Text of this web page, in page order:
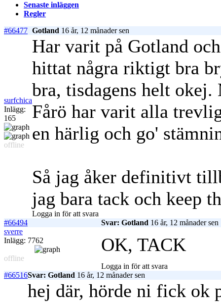
Senaste inläggen
Regler
#66477 Gotland 16 år, 12 månader sen
surfchica
Inlägg:
165
offline
Har varit på Gotland
hittat några riktigt bra
bra, tisdagens helt
Fårö har varit alla
en härlig och go'
Så jag åker definitivt
jag bara tack och keep
Logga in för att svara
#66494
Svar: Gotland 16 år, 12 månader sen
sverre
Inlägg: 7762
offline
OK, TACK
Logga in för att svara
#66516Svar: Gotland 16 år, 12 månader sen
hej där, hörde ni fick ok